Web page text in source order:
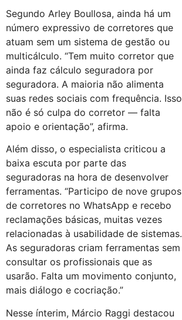
Segundo Arley Boullosa, ainda há um
número expressivo de corretores que
atuam sem um sistema de gestão ou
multicálculo. “Tem muito corretor que
ainda faz cálculo seguradora por
seguradora. A maioria não alimenta
suas redes sociais com frequência. Isso
não é só culpa do corretor — falta
apoio e orientação”, afirma.
Além disso, o especialista criticou a
baixa escuta por parte das
seguradoras na hora de desenvolver
ferramentas. “Participo de nove grupos
de corretores no WhatsApp e recebo
reclamações básicas, muitas vezes
relacionadas à usabilidade de sistemas.
As seguradoras criam ferramentas sem
consultar os profissionais que as
usarão. Falta um movimento conjunto,
mais diálogo e cocriação.”
Nesse ínterim, Márcio Raggi destacou